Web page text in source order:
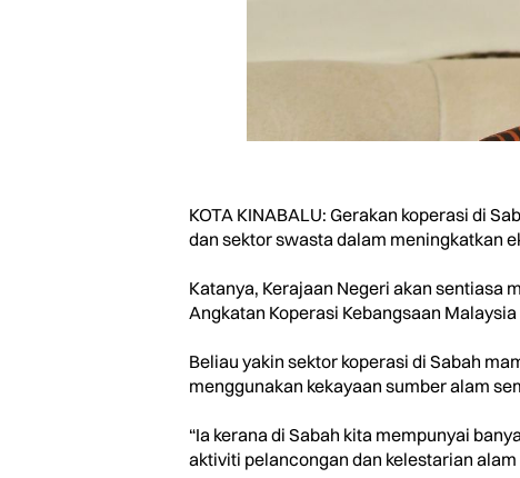
KOTA KINABALU: Gerakan koperasi di
dan sektor swasta dalam meningkatkan
Katanya, Kerajaan Negeri akan sentiasa
Angkatan Koperasi Kebangsaan
Beliau yakin sektor koperasi di Sabah
menggunakan kekayaan sumber alam
“Ia kerana di Sabah kita mempunyai
aktiviti pelancongan dan kelestarian alam